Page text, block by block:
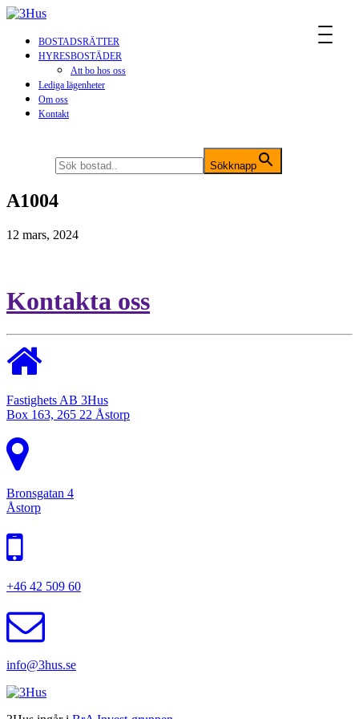
BOSTADSRÄTTER
HYRESBOSTÄDER
Att bo hos oss
Lediga lägenheter
Om oss
Kontakt
Sökknapp
A1004
12 mars, 2024
Kontakta oss
Fastighets AB 3Hus
Box 163, 265 22 Åstorp
Bronsgatan 4
Åstorp
+46 42 509 60
info@3hus.se